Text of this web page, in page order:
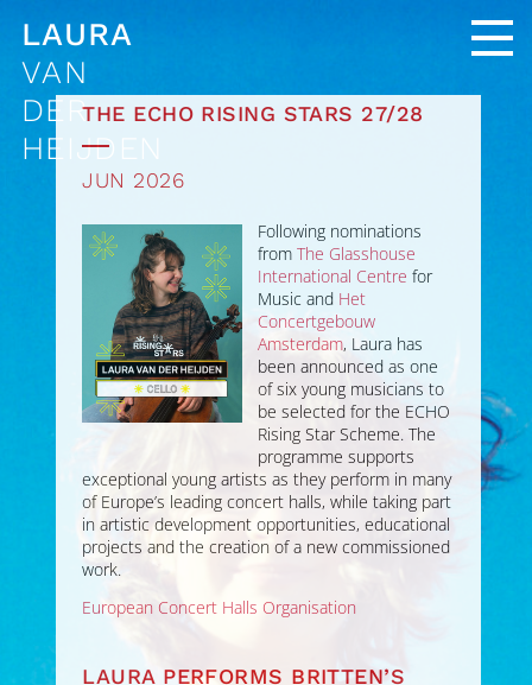
LAURA
VAN
DER
HEIJDEN
LAURA ANNOUNCED AS ONE OF
THE ECHO RISING STARS 27/28
JUN 2026
Following nominations
fromThe Glasshouse
International Centre for
Music and Het
Concertgebouw
Amsterdam , Laura has
been announced as one
of six young musicians to
be selected for the ECHO
Rising Star Scheme. The
programme supports
exceptional young artists as they perform in many
of Europe’s leading concert halls, while taking part
in artistic development opportunities, educational
projects and the creation of a new commissioned
work.
European Concert Halls Organisation
LAURA PERFORMS BRITTEN’S